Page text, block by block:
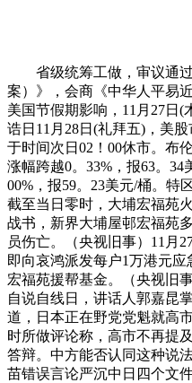
省级统筹工做，审议通过
案）》，会商《中华人平易
美国节假期影响，11月27日(
诰日11月28日(礼拜五)，美
于时间次日02！00休市。布
涨幅跨越0。33%，报63。34
00%，报59。23美元/桶。特
截至当日零时，大埔宏福苑
战书，新界大埔屋邨宏福苑
员伤亡。（央视旧事）11月
即向哀鸿派发每户1万港元
宏福苑援帮基金。（央视旧
自说自线日，讲话人郭嘉昆
道，日本正在野党党魁就高
时所做评论称，高市不再提
答辩。中方能否认同这种说
苗错误言论严沉中日四个文